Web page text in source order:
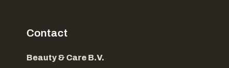
Contact
Beauty & Care B.V.